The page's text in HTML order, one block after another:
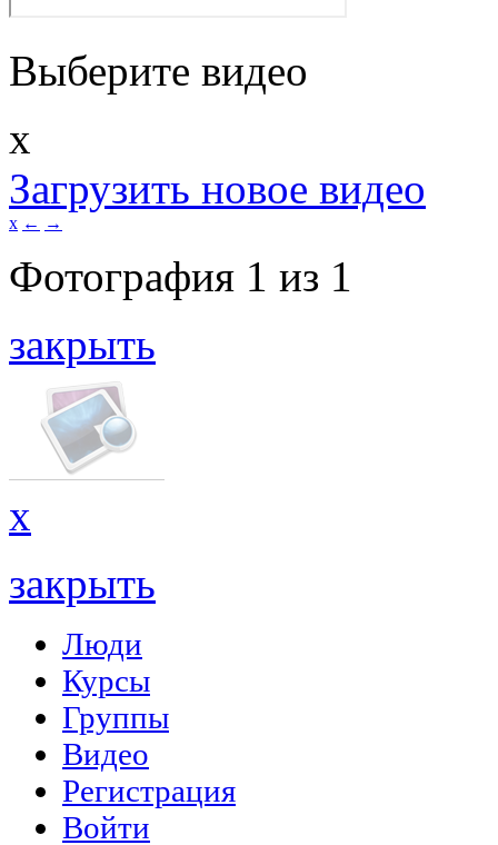
Выберите видео
x
Загрузить новое видео
x ← →
Фотография 1 из 1
закрыть
x
закрыть